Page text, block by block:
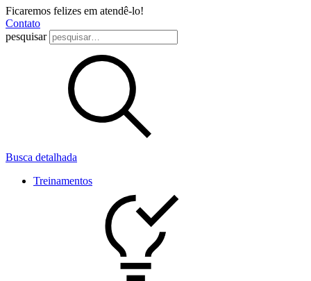
Ficaremos felizes em atendê-lo!
Contato
pesquisar
Busca detalhada
Treinamentos